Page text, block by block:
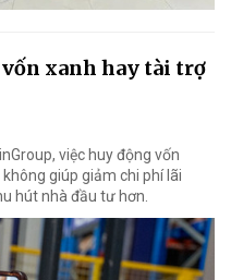
xanh hay tài trợ
việc huy động vốn
giúp giảm chi phí lãi
hút nhà đầu tư hơn.